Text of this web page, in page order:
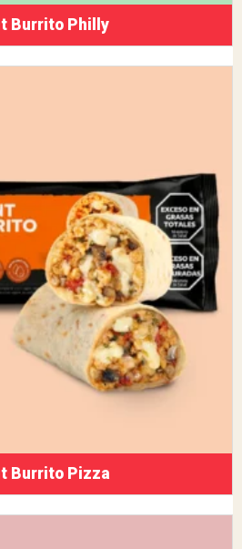
Burrito Philly
Burrito Pizza